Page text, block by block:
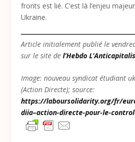
fronts est lié. C’est là l’enjeu
Ukraine.
Article initialement publié le
sur le site del’Hebdo
Image: nouveau syndicat étudiant
(Action Directe); source:
https://laboursolidarity.org/fr/
diia–action-directe-pour-le-